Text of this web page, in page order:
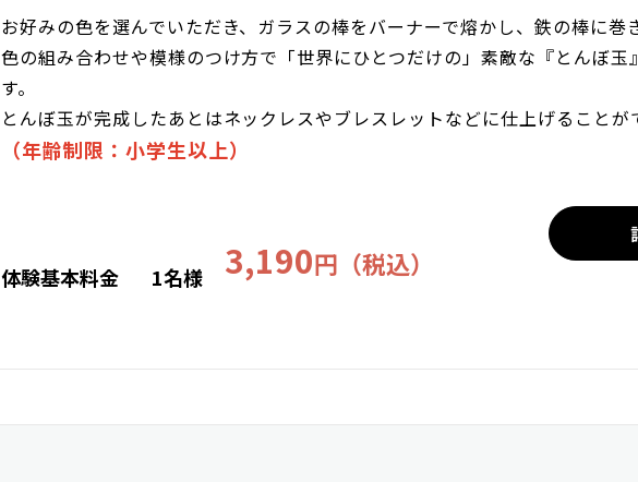
お好みの色を選んでいただき、ガラスの棒をバーナーで熔かし、鉄の棒に巻
色の組み合わせや模様のつけ方で「世界にひとつだけの」素敵な『とんぼ玉
す。
とんぼ玉が完成したあとはネックレスやブレスレットなどに仕上げることが
（年齢制限：小学生以上）
体験基本料金 1名様 3,190円（税込）